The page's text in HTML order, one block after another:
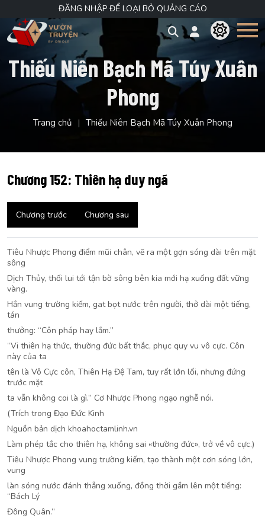
ĐĂNG NHẬP ĐỂ LOẠI BỎ QUẢNG CÁO
Thiếu Niên Bạch Mã Túy Xuân
Phong
Trang chủ Thiếu Niên Bạch Mã Túy Xuân Phong
Chương 152: Thiên hạ duy ngã
Chương trước Chương sau
Tiêu Nhược Phong điểm mũi chân, vẽ ra một gợn sóng dài trên mặt
sông
Dịch Thủy, thối lui tới tận bờ sông bên kia mới hạ xuống đất vững
vàng.
Hắn vung trường kiếm, gat bọt nước trên người, thở dài một tiếng,
tán
thưởng: “Côn pháp hay lắm.”
“Vi thiên hạ thức, thường đức bất thắc, phục quy vu vô cực. Côn
này của ta
tên là Vô Cực côn, Thiên Hạ Đệ Tam, tuy rất lớn lối, nhưng đứng
trước mặt
ta vẫn không coi là gì.” Cơ Nhược Phong ngạo nghễ nói.
(Trích trong Đạo Đức Kinh
Nguồn bản dịch khoahoctamlinh.vn
Làm phép tắc cho thiên hạ, không sai «thường đức», trở về vô cực.)
Tiêu Nhược Phong vung trường kiếm, tạo thành một cơn sóng lớn,
vung
làn sóng nước đánh thẳng xuống, đồng thời gầm lên một tiếng:
“Bách Lý
Đông Quân.”